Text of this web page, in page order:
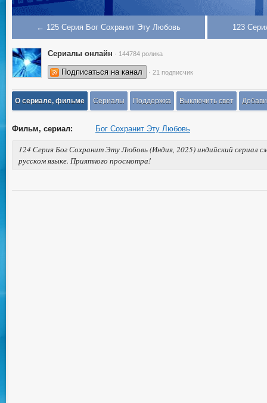
← 125 Серия Бог Сохранит Эту Любовь 123
Сериалы онлайн · 144784 ролика
Подписаться на канал · 21 подписчик
О сериале, фильме Сериалы Поддержка Выключить свет
Фильм, сериал: Бог Сохранит Эту Любовь
124 Серия Бог Сохранит Эту Любовь (Индия, 2025) индийский сериал
русском языке. Приятного просмотра!